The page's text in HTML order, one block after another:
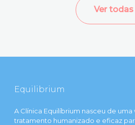
Ver todas
Equilibrium
A Clínica Equilíbrium nasceu de
tratamento humanizado e eficaz